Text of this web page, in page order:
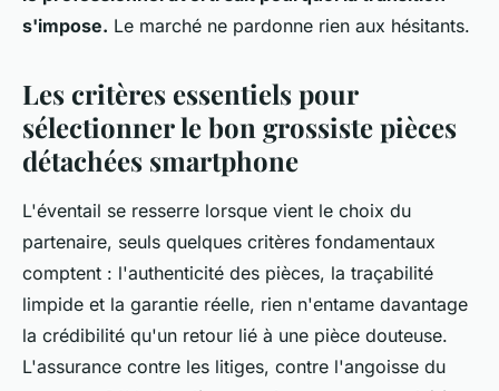
s'impose. Le marché ne pardonne rien aux hésitants.
Les critères essentiels pour
sélectionner le bon grossiste pièces
détachées smartphone
L'éventail se resserre lorsque vient le choix du
partenaire, seuls quelques critères fondamentaux
comptent : l'authenticité des pièces, la traçabilité
limpide et la garantie réelle, rien n'entame davantage
la crédibilité qu'un retour lié à une pièce douteuse.
L'assurance contre les litiges, contre l'angoisse du